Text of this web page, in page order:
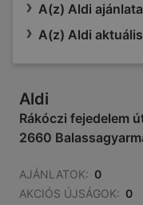
A(z) Aldi
A(z) Aldi
Aldi
Rákóczi fejedelem
2660
AJÁNLATOK: 0
AKCIÓS ÚJSÁGOK: 0